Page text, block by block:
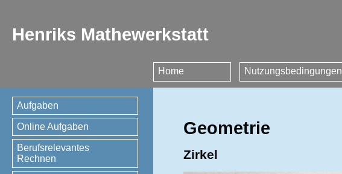
Henriks Mathewerkstatt
Home Nutzungsbedingungen
Aufgaben
Online Aufgaben
Berufsrelevantes
Rechnen
Geometrie
Zirkel